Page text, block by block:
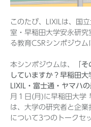
企業ニュースアーカイブ
このたび、LIXILは、国
室・早稲田大学安永研
る教育CSRシンポジウム
本シンポジウムは、「 そ
していますか？早稲田
LIXIL・富士通・ヤマハ
月１日(月)に早稲田大学
は、大学の研究者と企
について3つのトークセ